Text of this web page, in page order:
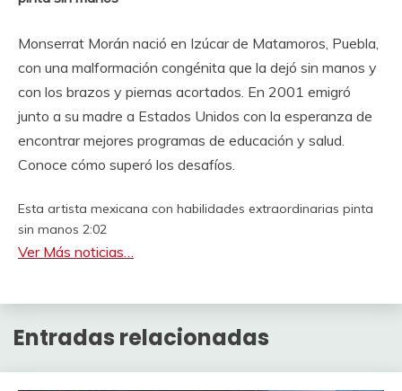
Monserrat Morán nació en Izúcar de Matamoros, Puebla,
con una malformación congénita que la dejó sin manos y
con los brazos y piernas acortados. En 2001 emigró
junto a su madre a Estados Unidos con la esperanza de
encontrar mejores programas de educación y salud.
Conoce cómo superó los desafíos.
Esta artista mexicana con habilidades extraordinarias pinta
sin manos 2:02
Ver Más noticias…
Entradas relacionadas